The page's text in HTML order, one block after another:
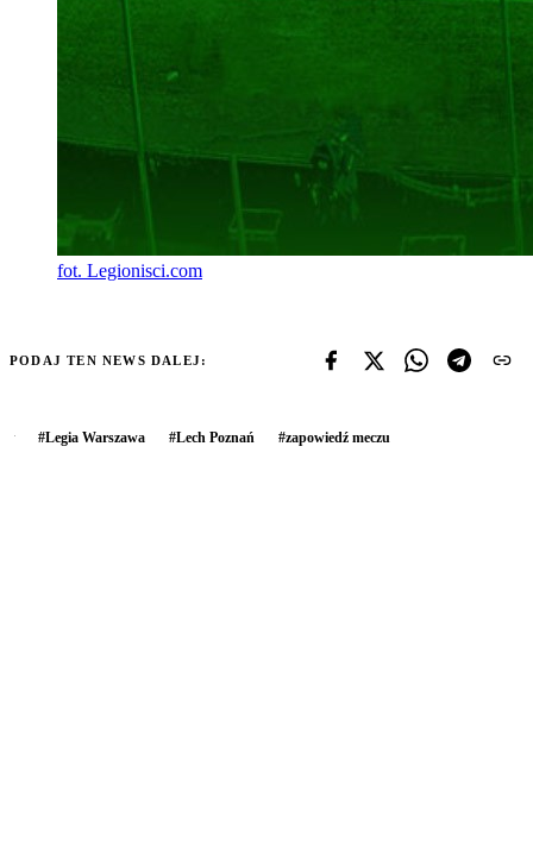
fot. Legionisci.com
PODAJ TEN NEWS DALEJ:
#Legia Warszawa #Lech Poznań #zapowiedź meczu